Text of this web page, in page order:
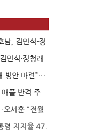
남, 김민석-정
민석·정청래
방안 마련”…
애플 반격 주
오세훈 "전월
지지율 47.